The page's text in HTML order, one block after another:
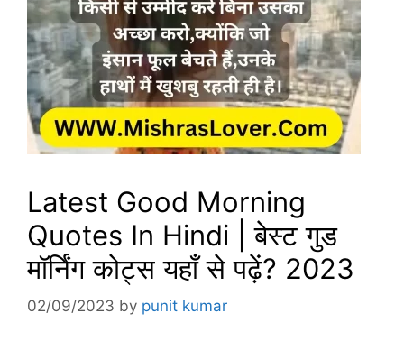
Latest Good Morning
Quotes In Hindi | बेस्ट गुड
मॉर्निंग कोट्स यहाँ से पढ़ें? 2023
02/09/2023 by punit kumar